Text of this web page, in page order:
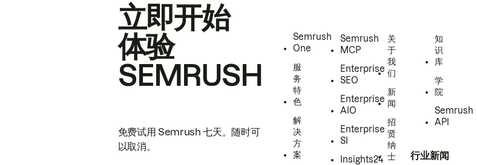
立即开始
体验
SEMRUSH
免费试用 Semrush 七天。随时可
以取消。
Semrush
One
服
务
特
色
解
决
方
案
Semrush
MCP
Enterprise
SEO
Enterprise
AIO
Enterprise
SI
Insights24
关
于
我
们
新
闻
招
贤
纳
士
知
识
库
学
院
Semrush
API
行业新闻